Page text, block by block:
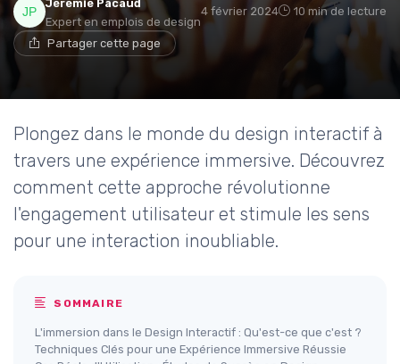
Jérémie Pacaud
Expert en emplois de design
4 février 2024 10 min de lecture
Partager cette page
Plongez dans le monde du design interactif à
travers une expérience immersive. Découvrez
comment cette approche révolutionne
l'engagement utilisateur et stimule les sens
pour une interaction inoubliable.
SOMMAIRE
L'immersion dans le Design Interactif : Qu'est-ce que c'est ?
Techniques Clés pour une Expérience Immersive Réussie